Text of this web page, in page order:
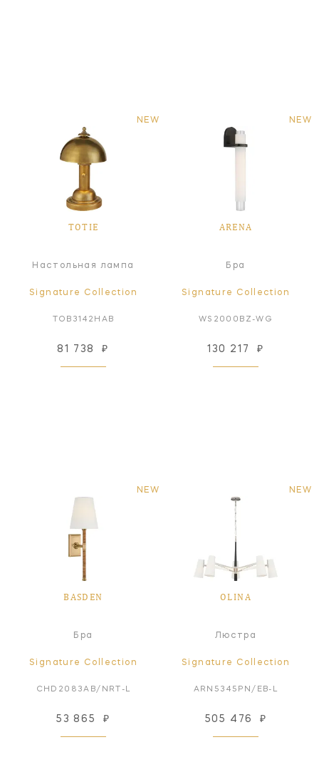
NEW
TOTIE
Настольная лампа
Signature Collection
TOB3142HAB
81 738 ₽
NEW
ARENA
Бра
Signature Collection
WS2000BZ-WG
130 217 ₽
NEW
BASDEN
Бра
Signature Collection
CHD2083AB/NRT-L
53 865 ₽
NEW
OLINA
Люстра
Signature Collection
ARN5345PN/EB-L
505 476 ₽